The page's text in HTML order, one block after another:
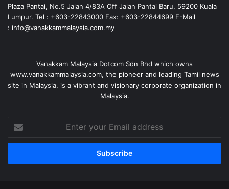
Plaza Pantai, No.5 Jalan 4/83A Off Jalan Pantai Baru, 59200 Kuala
Lumpur. Tel : +603-22843000 Fax: +603-22844699 E-Mail
: info@vanakkammalaysia.com.my
Vanakkam Malaysia Dotcom Sdn Bhd which owns
www.vanakkammalaysia.com, the pioneer and leading Tamil news
site in Malaysia, is a vibrant and visionary corporate organization in
Malaysia.
your
Email